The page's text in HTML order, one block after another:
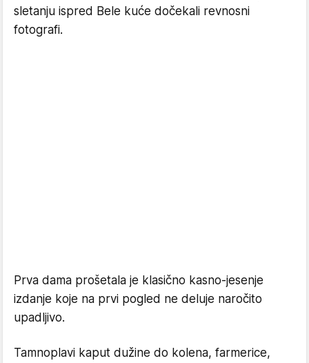
sletanju ispred Bele kuće dočekali revnosni
fotografi.
Prva dama prošetala je klasično kasno-jesenje
izdanje koje na prvi pogled ne deluje naročito
upadljivo.
Tamnoplavi kaput dužine do kolena, farmerice,